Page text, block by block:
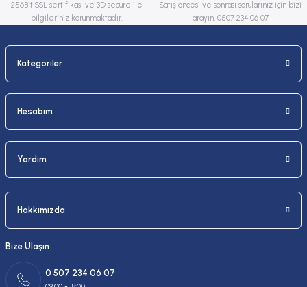
Gönder
256Bit SSL sertifikası ve 3D secure ile
bilgileriniz korunmaktadır.
Satış öncesi ve sonrası sorularınız için bizi
arayın, 0507 234 06 07
Kategoriler
Hesabım
Yardım
Hakkımızda
Bize Ulaşın
0 507 234 06 07